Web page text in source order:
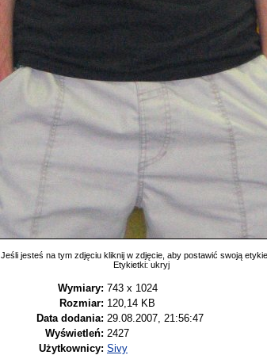
Jeśli jesteś na tym zdjęciu kliknij w zdjęcie, aby postawić swoją
Etykietki: ukryj
Wymiary: 743 x 1024
Rozmiar: 120,14 KB
Data dodania: 29.08.2007, 21:56:47
Wyświetleń: 2427
Użytkownicy: Sivy